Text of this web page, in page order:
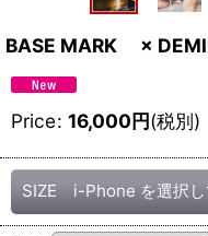
BASE MARK ×
Price: 16,000円(税別)
SIZE i-Phone を選択